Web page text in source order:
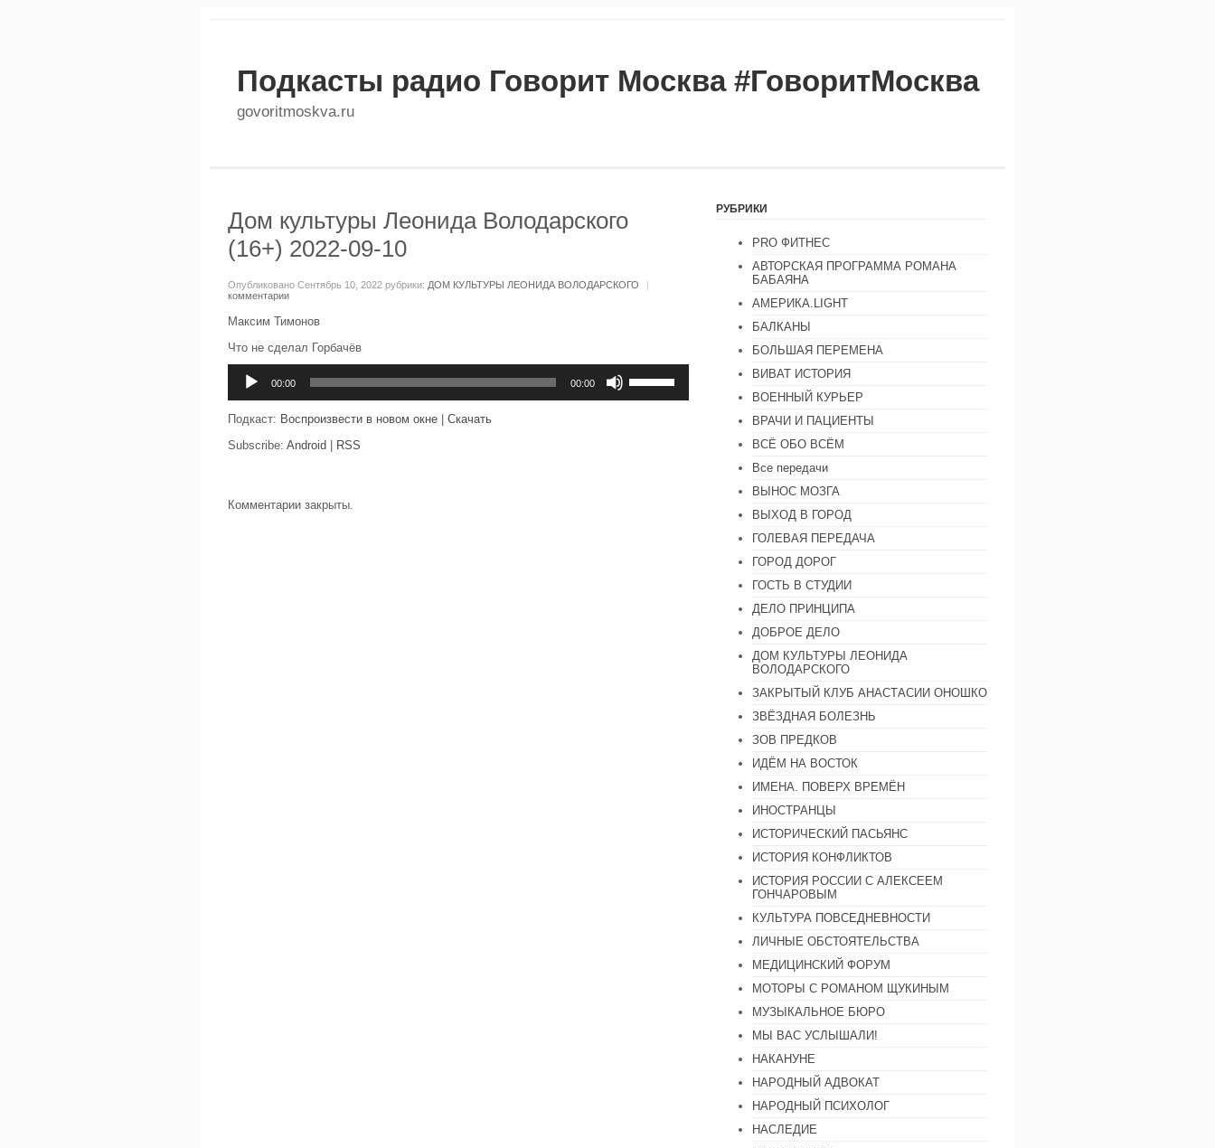
Подкасты радио Говорит Москва #ГоворитМосква
govoritmoskva.ru
Дом культуры Леонида Володарского
(16+) 2022-09-10
Опубликовано Сентябрь 10, 2022 рубрики: ДОМ КУЛЬТУРЫ ЛЕОНИДА ВОЛОДАРСКОГО
|
комментарии
Максим Тимонов
Что не сделал Горбачёв
00:00 00:00
клавиши
Подкаст: Воспроизвести в новом окне
Скачать
Subscribe: Android RSS
Комментарии закрыты.
РУБРИКИ
PRO ФИТНЕС
АВТОРСКАЯ ПРОГРАММА РОМАНА
БАБАЯНА
АМЕРИКА.LIGHT
БАЛКАНЫ
БОЛЬШАЯ ПЕРЕМЕНА
ВИВАТ ИСТОРИЯ
ВОЕННЫЙ КУРЬЕР
ВРАЧИ И ПАЦИЕНТЫ
ВСЁ ОБО ВСЁМ
Все передачи
ВЫНОС МОЗГА
ВЫХОД В ГОРОД
ГОЛЕВАЯ ПЕРЕДАЧА
ГОРОД ДОРОГ
ГОСТЬ В СТУДИИ
ДЕЛО ПРИНЦИПА
ДОБРОЕ ДЕЛО
ДОМ КУЛЬТУРЫ ЛЕОНИДА
ВОЛОДАРСКОГО
ЗАКРЫТЫЙ КЛУБ АНАСТАСИИ ОНОШКО
ЗВЁЗДНАЯ БОЛЕЗНЬ
ЗОВ ПРЕДКОВ
ИДЁМ НА ВОСТОК
ИМЕНА. ПОВЕРХ ВРЕМЁН
ИНОСТРАНЦЫ
ИСТОРИЧЕСКИЙ ПАСЬЯНС
ИСТОРИЯ КОНФЛИКТОВ
ИСТОРИЯ РОССИИ С АЛЕКСЕЕМ
ГОНЧАРОВЫМ
КУЛЬТУРА ПОВСЕДНЕВНОСТИ
ЛИЧНЫЕ ОБСТОЯТЕЛЬСТВА
МЕДИЦИНСКИЙ ФОРУМ
МОТОРЫ С РОМАНОМ ЩУКИНЫМ
МУЗЫКАЛЬНОЕ БЮРО
МЫ ВАС УСЛЫШАЛИ!
НАКАНУНЕ
НАРОДНЫЙ АДВОКАТ
НАРОДНЫЙ ПСИХОЛОГ
НАСЛЕДИЕ